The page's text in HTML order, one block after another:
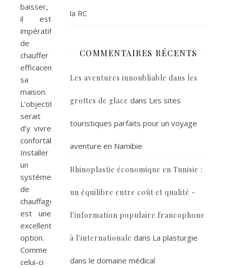
baisser,
il est
impératif
de
chauffer
efficacement
sa
maison.
L’objectif
serait
d’y vivre
confortablement.
Installer
un
système
de
chauffage
est une
excellente
option.
Comme
celui-ci
la RC
COMMENTAIRES RÉCENTS
Les aventures innoubliable dans les
grottes de glace dans Les sites
touristiques parfaits pour un voyage
aventure en Namibie
Rhinoplastie économique en Tunisie :
un équilibre entre coût et qualité -
l'information populaire francophone
à l'internationale dans La plasturgie
dans le domaine médical